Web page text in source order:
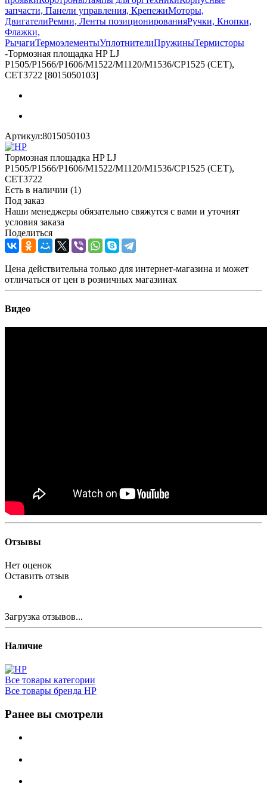
запчасти, Панели управления, КрепежиМоторы,
ДвигателиРемни, Ленты позиционированияРучки, Кнопки,
Флажки,
РычагиТермоэлементыУплотнителиПружиныТермисторы
-Тормозная площадка HP LJ
P1505/P1566/P1606/M1522/M1120/M1536/CP1525 (СЕТ),
СЕТ3722 [8015050103]
Артикул:8015050103
Тормозная площадка HP LJ
P1505/P1566/P1606/M1522/M1120/M1536/CP1525 (СЕТ),
СЕТ3722
Есть в наличии (1)
Под заказ
Наши менеджеры обязательно свяжутся с вами и уточнят
условия заказа
Поделиться
Цена действительна только для интернет-магазина и может
отличаться от цен в розничных магазинах
Видео
Отзывы
Нет оценок
Оставить отзыв
Загрузка отзывов...
Наличие
Все товары категории
Все товары бренда HP
Ранее вы смотрели